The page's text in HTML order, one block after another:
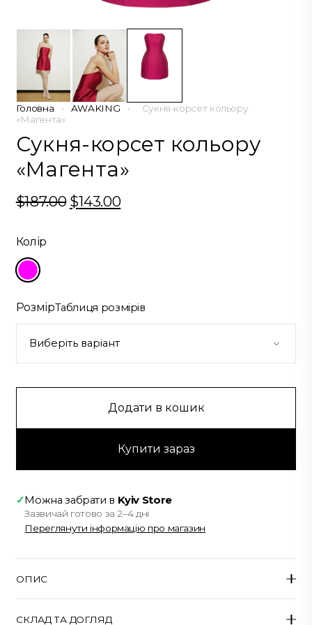
Головна • AWAKING •
Сукня-корсет кольору
«Магента»
Сукня-корсет кольору
«Магента»
$187.00 Оригінальна
$143.00Поточна
Колір
РозмірТаблиця розмірів
Додати в кошик
Купити зараз
✓Можна забрати в Kyiv Store
Зазвичай готово за 2–4 дні
Переглянути інформацію про магазин
ОПИС
міні-довжини.
СКЛАД ТА ДОГЛЯД